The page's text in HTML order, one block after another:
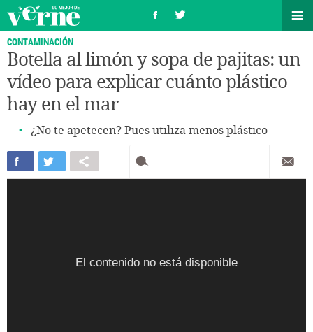
CONTAMINACIÓN
Botella al limón y sopa de pajitas: un
vídeo para explicar cuánto plástico
hay en el mar
¿No te apetecen? Pues utiliza menos plástico
El contenido no está disponible
El contenido no está disponible